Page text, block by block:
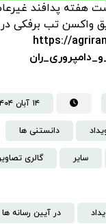
هفته پدافند
واکسن تب برفکی
https://
۱۴ آبان ۱۴۰۴
دانستنی‌ ها
سایر گالری تصاویر
در آیین رسانه ها